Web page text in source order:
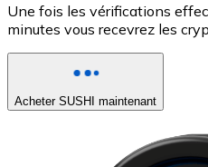
Une fois les vérifications
minutes vous recevrez les
Acheter SUSHI maintenant